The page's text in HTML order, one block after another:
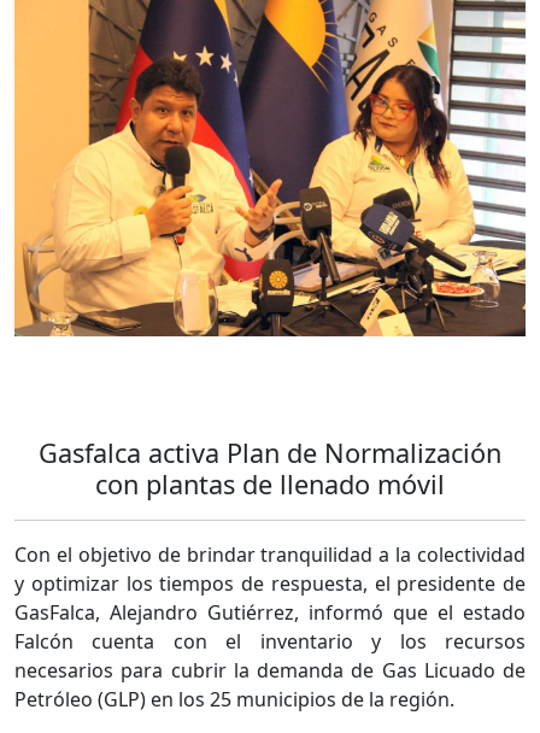
Gasfalca activa Plan de Normalización
con plantas de llenado móvil
Con el objetivo de brindar tranquilidad a la colectividad
y optimizar los tiempos de respuesta, el presidente de
GasFalca, Alejandro Gutiérrez, informó que el estado
Falcón cuenta con el inventario y los recursos
necesarios para cubrir la demanda de Gas Licuado de
Petróleo (GLP) en los 25 municipios de la región.